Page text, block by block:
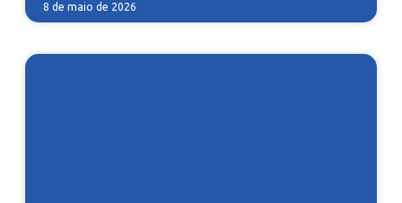
8 de maio de 2026